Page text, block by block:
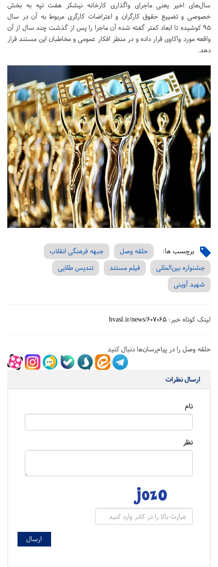
سال‌های اخیر یعنی ماجرای واگذاری کارخانه نیشکر هفت تپه به بخش
خصوصی و تضییع حقوق کارگران و اعتراضات کارگری مربوط به آن در سال
۹۵ کوشیده تا ابعاد کمتر گفته شده آن ماجرا را پس از گذشت چند سال از آن
واقعه مورد واکاوی قرار داده و در منظر افکار عمومی و مخاطبان این مستند قرار
دهد.
برچسب ها: حلقه وصل
جبهه فرهنگی انقلاب
جشنواره بین‌المللی
فیلم مستند
تندیس طلایی
شهید آوینی
لینک کوتاه خبر: hvasl.ir/news/607065
حلقه وصل را در پیام‌رسان‌ها دنبال کنید
ارسال نظرات
نام
نظر